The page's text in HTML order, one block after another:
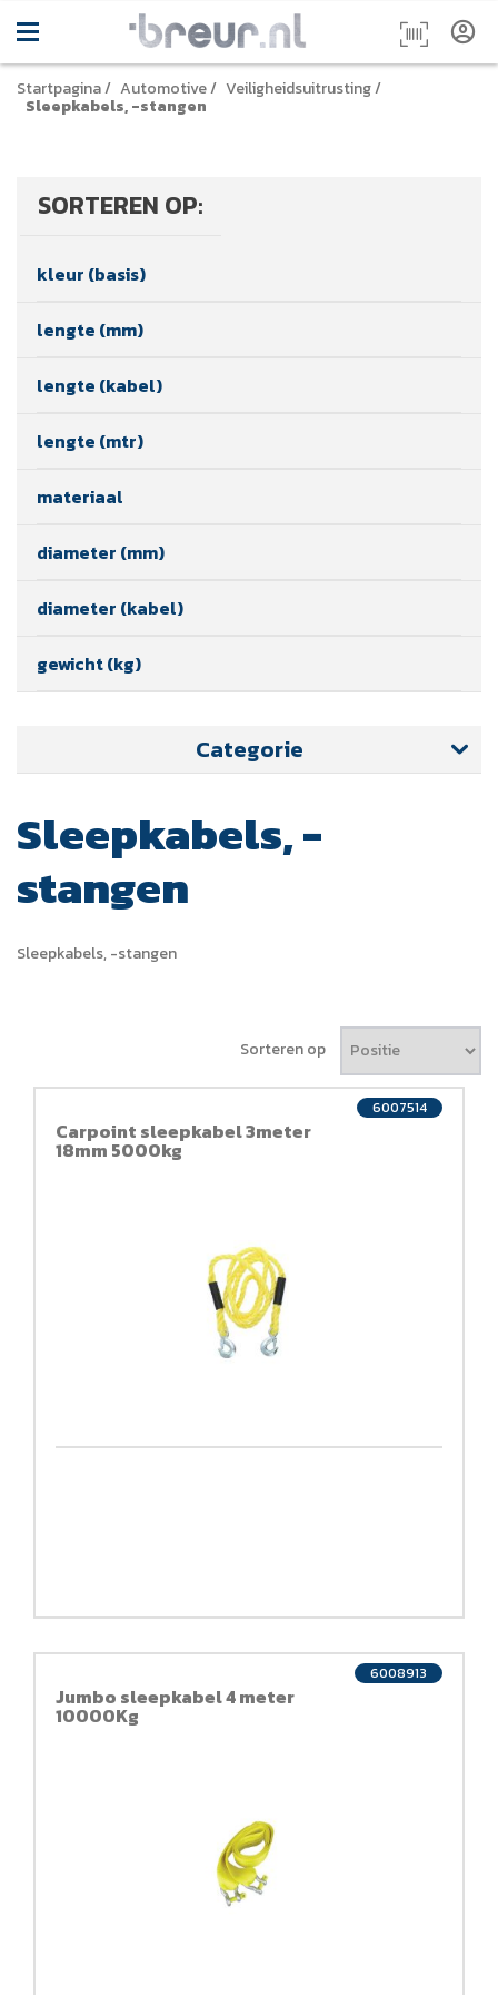
Startpagina/ Automotive/ Veiligheidsuitrusting/
Sleepkabels, -stangen
SORTEREN OP:
kleur (basis)
lengte (mm)
lengte (kabel)
lengte (mtr)
materiaal
diameter (mm)
diameter (kabel)
gewicht (kg)
Categorie
Sleepkabels, -
stangen
Sleepkabels, -stangen
Sorteren op
Carpoint sleepkabel 3meter
18mm 5000kg
6007514
Jumbo sleepkabel 4 meter
10000Kg
6008913